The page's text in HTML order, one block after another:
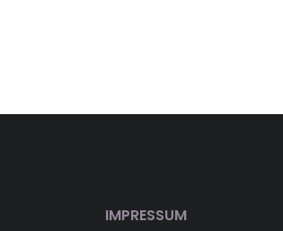
IMPRESSUM